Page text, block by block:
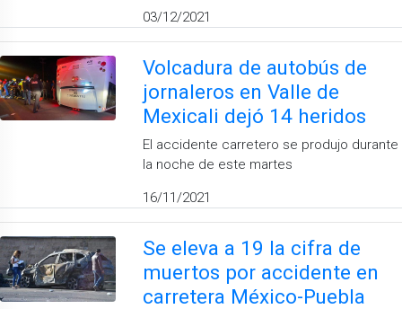
03/12/2021
Volcadura de autobús de
jornaleros en Valle de
Mexicali dejó 14 heridos
El accidente carretero se produjo durante
la noche de este martes
16/11/2021
Se eleva a 19 la cifra de
muertos por accidente en
carretera México-Puebla